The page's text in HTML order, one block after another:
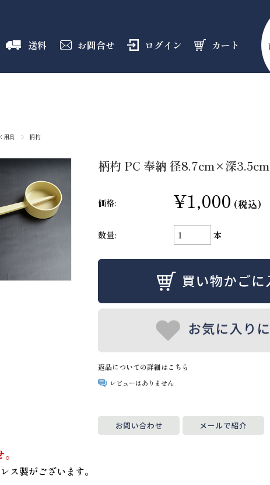
送料 お問合せ ログイン カート
用具 柄杓
柄杓 PC 奉納 径8.7cm×深3.5cm
価格: ¥1,000 (税込)
数量: 本
返品についての詳細はこちら
レビューはありません
ス製がございます。